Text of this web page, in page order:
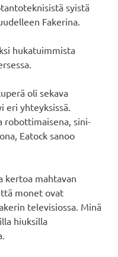
syistä
Fakerina.
hukatuimmista
oli sekava
eri yhteyksissä.
robottimaisena, sini-
Eatock sanoo
kertoa mahtavan
monet ovat
televisiossa. Minä
hiuksilla